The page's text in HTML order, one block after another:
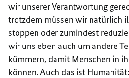
wir unserer Verantwortung
trotzdem müssen wir natürlich
stoppen oder zumindest
wir uns eben auch um andere
kümmern, damit Menschen in
können. Auch das ist